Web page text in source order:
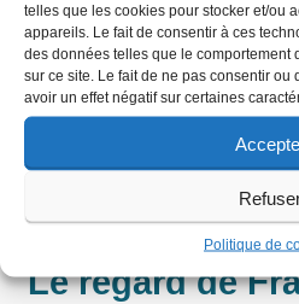
telles que les cookies pour stocker et/ou
appareils. Le fait de consentir à ces
des données telles que le comportement
sur ce site. Le fait de ne pas consentir ou
avoir un effet négatif sur certaines
Politique de
se
Article de Michel
mars
Promenades
Le regard de